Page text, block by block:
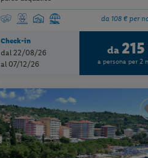
da 108 € per
Check-in
dal 22/08/26
al 07/12/26
da
a persona per 2